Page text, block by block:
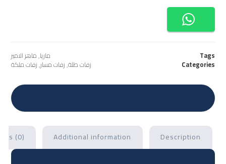
Tags ماريا,ماهر الامير
Categories زفات طلة,زفات مسار,زفات ملكة
Description
Additional information
(0)